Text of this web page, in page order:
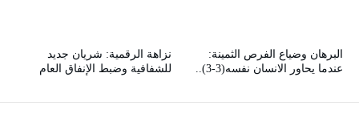
نزاهة الرقمية: شريان جديد
للشفافية وضبط الإنفاق العام
البرهان وضياع الفرص الثمينة:
عندما يحاور الانسان نفسه(3-3)..